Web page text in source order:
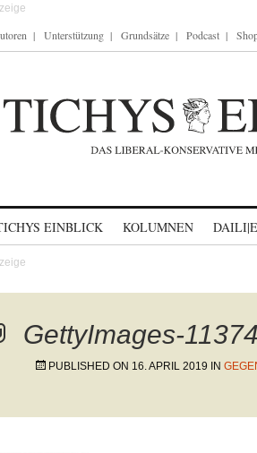
Unterstützung Grundsätze Podcast
EINBLICK KOLUMNEN
GettyImages-
PUBLISHED ON 16. APRIL 2019 IN